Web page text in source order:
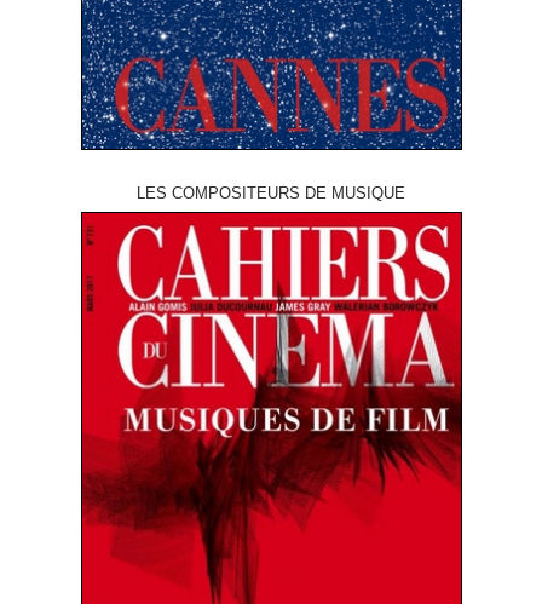
LES COMPOSITEURS DE MUSIQUE